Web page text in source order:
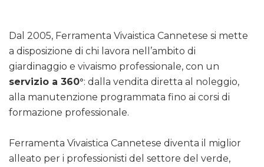
Dal 2005, Ferramenta Vivaistica Cannetese si mette
a disposizione di chi lavora nell’ambito di
giardinaggio e vivaismo professionale, con un
servizio a 360°: dalla vendita diretta al noleggio,
alla manutenzione programmata fino ai corsi di
formazione professionale.
Ferramenta Vivaistica Cannetese diventa il miglior
alleato per i professionisti del settore del verde,